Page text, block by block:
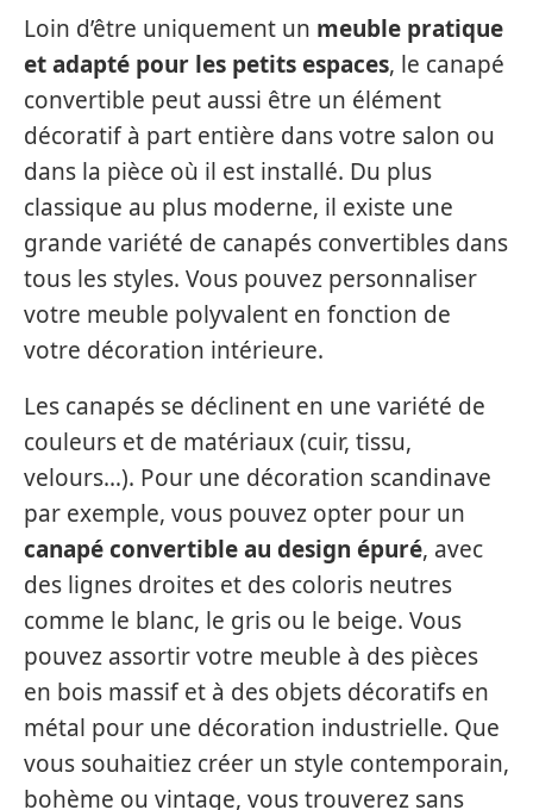
Loin d’être uniquement un meuble pratique
et adapté pour les petits espaces, le canapé
convertible peut aussi être un élément
décoratif à part entière dans votre salon ou
dans la pièce où il est installé. Du plus
classique au plus moderne, il existe une
grande variété de canapés convertibles dans
tous les styles. Vous pouvez personnaliser
votre meuble polyvalent en fonction de
votre décoration intérieure.
Les canapés se déclinent en une variété de
couleurs et de matériaux (cuir, tissu,
velours…). Pour une décoration scandinave
par exemple, vous pouvez opter pour un
canapé convertible au design épuré, avec
des lignes droites et des coloris neutres
comme le blanc, le gris ou le beige. Vous
pouvez assortir votre meuble à des pièces
en bois massif et à des objets décoratifs en
métal pour une décoration industrielle. Que
vous souhaitiez créer un style contemporain,
bohème ou vintage, vous trouverez sans